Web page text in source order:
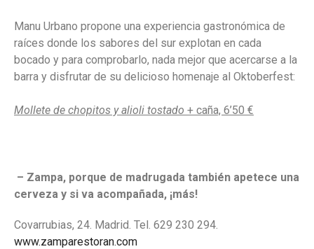
Manu Urbano propone una experiencia gastronómica de
raíces donde los sabores del sur explotan en cada
bocado y para comprobarlo, nada mejor que acercarse a la
barra y disfrutar de su delicioso homenaje al Oktoberfest:
Mollete de chopitos y alioli tostado + caña, 6’50 €
– Zampa, porque de madrugada también apetece una
cerveza y si va acompañada, ¡más!
Covarrubias, 24. Madrid. Tel. 629 230 294.
www.zamparestoran.com